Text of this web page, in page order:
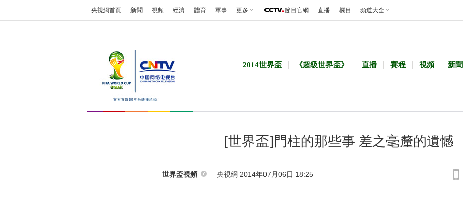
央視網首頁 新聞 視頻 經濟 體育 軍事 更多 節目官網 直播 欄目 頻道大全
2014世界盃 《超級世界盃》 直播 賽程 視頻 新聞
[世界盃]門柱的那些事 差之毫釐的遺憾
世界盃視頻 央視網 2014年07月06日 18:25